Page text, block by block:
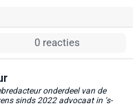
0 reacties
onderdeel van de
sinds 2022 advocaat in 's-